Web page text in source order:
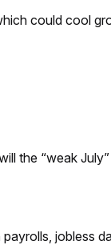
could cool
the “weak
jobless